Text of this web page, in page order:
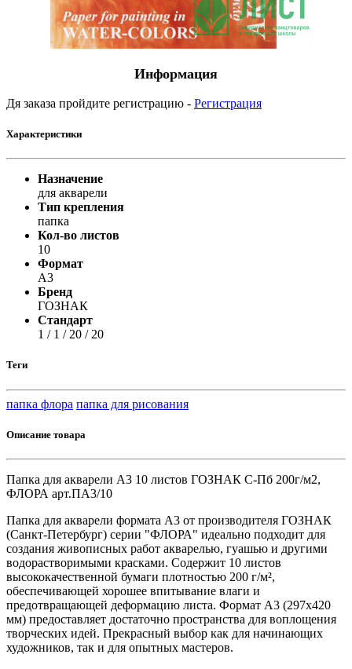
Информация
Дя заказа пройдите регистрацию - Регистрация
Характеристики
Назначение
для акварели
Тип крепления
папка
Кол-во листов
10
Формат
А3
Бренд
ГОЗНАК
Стандарт
1 / 1 / 20 / 20
Теги
папка флора папка для рисования
Описание товара
Папка для акварели А3 10 листов ГОЗНАК С-Пб 200г/м2,
ФЛОРА арт.ПА3/10
Папка для акварели формата А3 от производителя ГОЗНАК
(Санкт-Петербург) серии "ФЛОРА" идеально подходит для
создания живописных работ акварелью, гуашью и другими
водорастворимыми красками. Содержит 10 листов
высококачественной бумаги плотностью 200 г/м²,
обеспечивающей хорошее впитывание влаги и
предотвращающей деформацию листа. Формат А3 (297х420
мм) предоставляет достаточно пространства для воплощения
творческих идей. Прекрасный выбор как для начинающих
художников, так и для опытных мастеров.